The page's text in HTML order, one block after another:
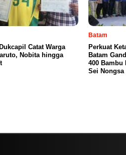
Catat Warga
Nobita hingga
Batam
Perkuat
Batam
400 Bambu
Sei Nongsa